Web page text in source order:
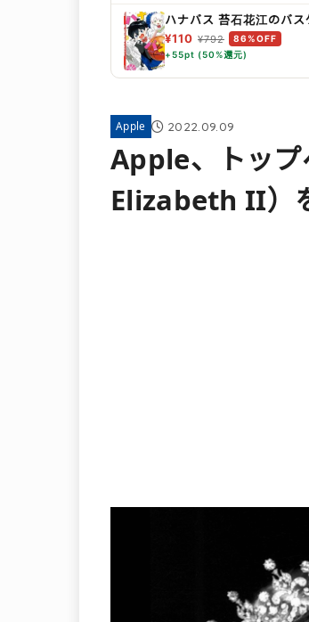
ハナバス 苔石花江のバス
¥110 ¥792
86%OFF
+55pt (50%還元)
Apple 2022.09.09
Apple、トップ
Elizabeth II）